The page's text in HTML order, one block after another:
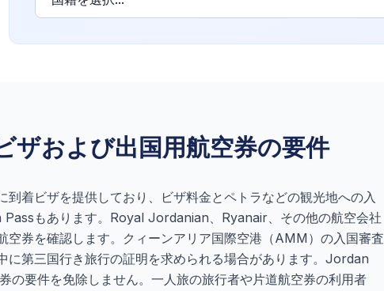
ザおよび出国用航空券の要件
到着ビザを提供しており、ビザ料金とペトラなどの観光地への入
もあります。Royal Jordanian、Ryanair、その他の航空会社
空券を確認します。クィーンアリア国際空港（AMM）の入国審査
に第三国行き旅行の証明を求められる場合があります。Jordan
の要件を免除しません。一人旅の旅行者や片道航空券の利用者